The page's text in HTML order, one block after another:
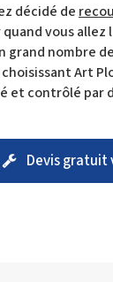
décidé de
vous
grand nombre
Art
et contrôlé par
Devis gratuit